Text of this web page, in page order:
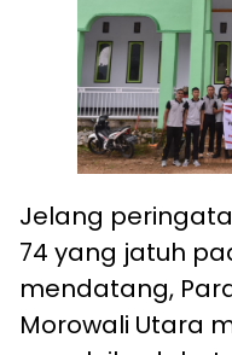
Jelang
74 yang jatuh
mendatang,
Morowali Utara